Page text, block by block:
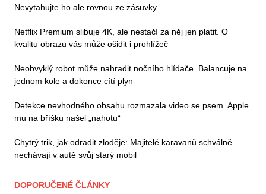
Nevytahujte ho ale rovnou ze zásuvky
Netflix Premium slibuje 4K, ale nestačí za něj jen platit. O
kvalitu obrazu vás může ošidit i prohlížeč
Neobvyklý robot může nahradit nočního hlídače. Balancuje na
jednom kole a dokonce cítí plyn
Detekce nevhodného obsahu rozmazala video se psem. Apple
mu na bříšku našel „nahotu“
Chytrý trik, jak odradit zloděje: Majitelé karavanů schválně
nechávají v autě svůj starý mobil
DOPORUČENÉ ČLÁNKY